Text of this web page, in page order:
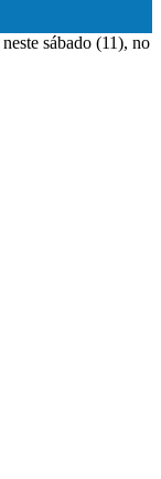
sábado (11), no